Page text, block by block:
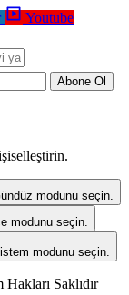
Youtube
Abone Ol
modunu seçin.
modunu seçin.
modunu seçin.
Saklıdır